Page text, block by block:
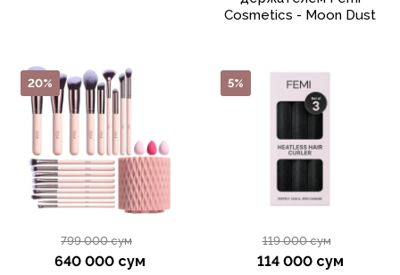
Cosmetics - Moon Dust
20%
799 000 сум
640 000 сум
5%
119 000 сум
114 000 сум